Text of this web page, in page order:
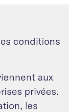
conditions
aux
privées.
les